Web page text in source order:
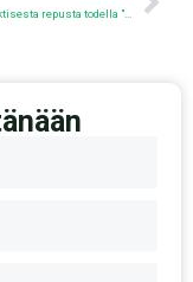
Mikä tekee taktisesta repusta todella "Mil-Spec"? Valmistajan opas